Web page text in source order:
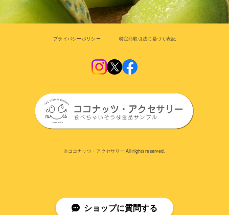
プライバシーポリシー 特定商取引法に基づく表記
©︎ココナッツ・アクセサリー All rights reserved.
ショップに質問する